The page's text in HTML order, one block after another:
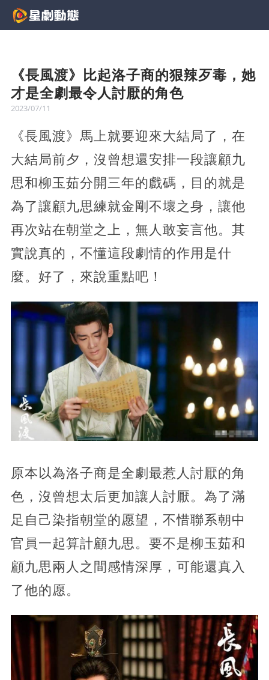
《長風渡》比起洛子商的狠辣歹毒，她
才是全劇最令人討厭的角色
2023/07/11
《長風渡》馬上就要迎來大結局了，在
大結局前夕，沒曾想還安排一段讓顧九
思和柳玉茹分開三年的戲碼，目的就是
為了讓顧九思練就金剛不壞之身，讓他
再次站在朝堂之上，無人敢妄言他。其
實說真的，不懂這段劇情的作用是什
麼。好了，來說重點吧！
原本以為洛子商是全劇最惹人討厭的角
色，沒曾想太后更加讓人討厭。為了滿
足自己染指朝堂的愿望，不惜聯系朝中
官員一起算計顧九思。要不是柳玉茹和
顧九思兩人之間感情深厚，可能還真入
了他的愿。